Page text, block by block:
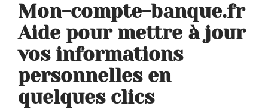
Mon-compte-banque.fr
Aide pour mettre à jour
vos informations
personnelles en
quelques clics